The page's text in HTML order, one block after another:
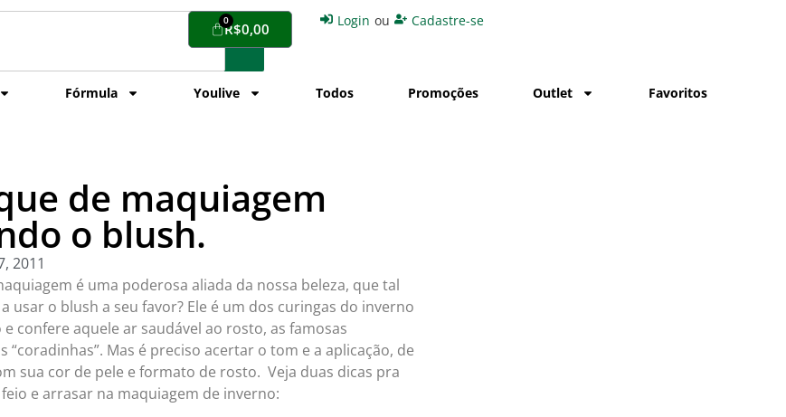
R$0,00
0 Login ou Cadastre-se
Fórmula Youlive Todos Promoções Outlet Favoritos
de maquiagem
o blush.
2011
é uma poderosa aliada da nossa beleza, que tal
usar o blush a seu favor? Ele é um dos curingas do inverno
e confere aquele ar saudável ao rosto, as famosas
“coradinhas”. Mas é preciso acertar o tom e a aplicação, de
sua cor de pele e formato de rosto. Veja duas dicas pra
e arrasar na maquiagem de inverno: